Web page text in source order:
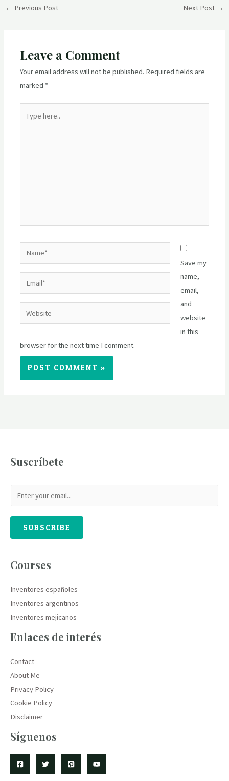
Post
← Previous Post Next Post →
Leave a Comment
Your email address will not be published. Required fields are
marked *
Website
Save my
name,
email,
and
website
in this
browser for the next time I comment.
Suscríbete
SUBSCRIBE
Courses
Inventores españoles
Inventores argentinos
Inventores mejicanos
Enlaces de interés
Contact
About Me
Privacy Policy
Cookie Policy
Disclaimer
Síguenos